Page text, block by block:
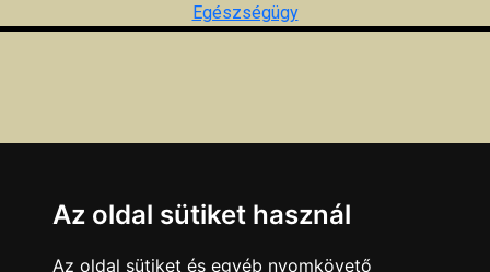
Egészségügy
Az oldal sütiket használ
Az oldal sütiket és egyéb nyomkövető